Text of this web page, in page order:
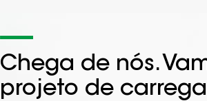
Chega de nós.
projeto de